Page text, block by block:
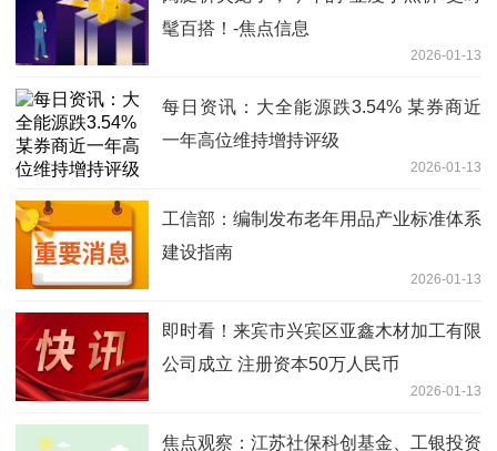
髦百搭！-焦点信息
2026-01-13
每日资讯：大全能源跌3.54% 某券商近
一年高位维持增持评级
2026-01-13
工信部：编制发布老年用品产业标准体系
建设指南
2026-01-13
即时看！来宾市兴宾区亚鑫木材加工有限
公司成立 注册资本50万人民币
2026-01-13
焦点观察：江苏社保科创基金、工银投资